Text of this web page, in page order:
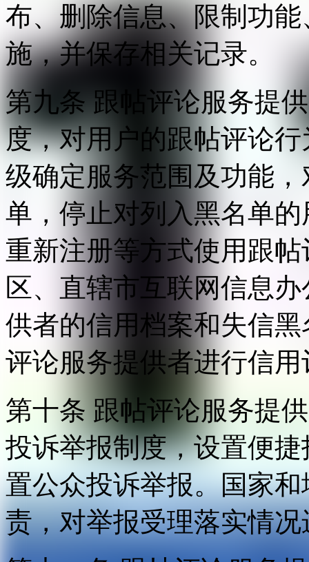
布、删除信息、限制功
施，并保存相关记录。
第九条 跟帖评论服务提
度，对用户的跟帖评论
级确定服务范围及功能
单，停止对列入黑名单
重新注册等方式使用跟
区、直辖市互联网信息
供者的信用档案和失信
评论服务提供者进行信用
第十条 跟帖评论服务提
投诉举报制度，设置便
置公众投诉举报。国家
责，对举报受理落实情